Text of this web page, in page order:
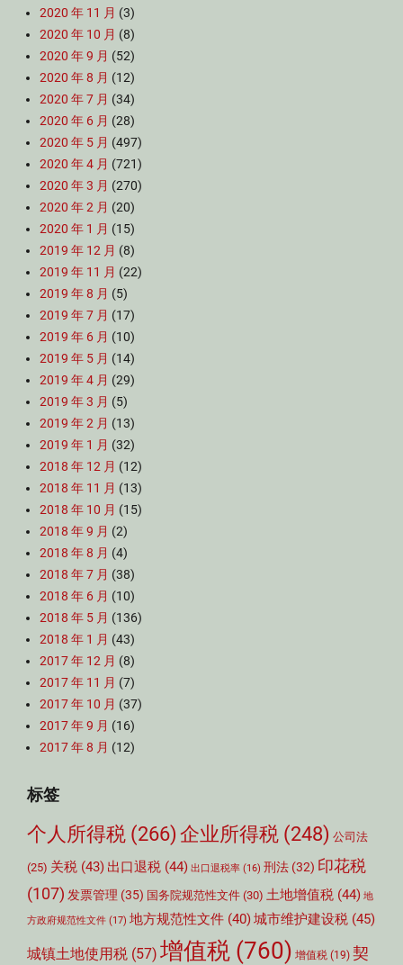
2020 年 11 月 (3)
2020 年 10 月 (8)
2020 年 9 月 (52)
2020 年 8 月 (12)
2020 年 7 月 (34)
2020 年 6 月 (28)
2020 年 5 月 (497)
2020 年 4 月 (721)
2020 年 3 月 (270)
2020 年 2 月 (20)
2020 年 1 月 (15)
2019 年 12 月 (8)
2019 年 11 月 (22)
2019 年 8 月 (5)
2019 年 7 月 (17)
2019 年 6 月 (10)
2019 年 5 月 (14)
2019 年 4 月 (29)
2019 年 3 月 (5)
2019 年 2 月 (13)
2019 年 1 月 (32)
2018 年 12 月 (12)
2018 年 11 月 (13)
2018 年 10 月 (15)
2018 年 9 月 (2)
2018 年 8 月 (4)
2018 年 7 月 (38)
2018 年 6 月 (10)
2018 年 5 月 (136)
2018 年 1 月 (43)
2017 年 12 月 (8)
2017 年 11 月 (7)
2017 年 10 月 (37)
2017 年 9 月 (16)
2017 年 8 月 (12)
标签
个人所得税 (266) 企业所得税 (248) 公司法
(25) 关税 (43) 出口退税 (44) 出口退税率 (16) 刑法 (32) 印花税
(107) 发票管理 (35) 国务院规范性文件 (30) 土地增值税 (44) 地
方政府规范性文件 (17) 地方规范性文件 (40)城市维护建设税 (45)
城镇土地使用税 (57) 增值税 (760) 增值税 (19) 契